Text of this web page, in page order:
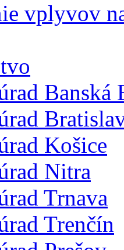
vplyvov
Banská
Košice
Nitra
Trnava
Trenčín